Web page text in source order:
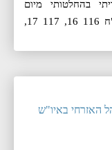
בהחלטותי מיום
15.11.2016 ומיום 16.11.2016 בעניין בב"ח 116 16, 117 17,